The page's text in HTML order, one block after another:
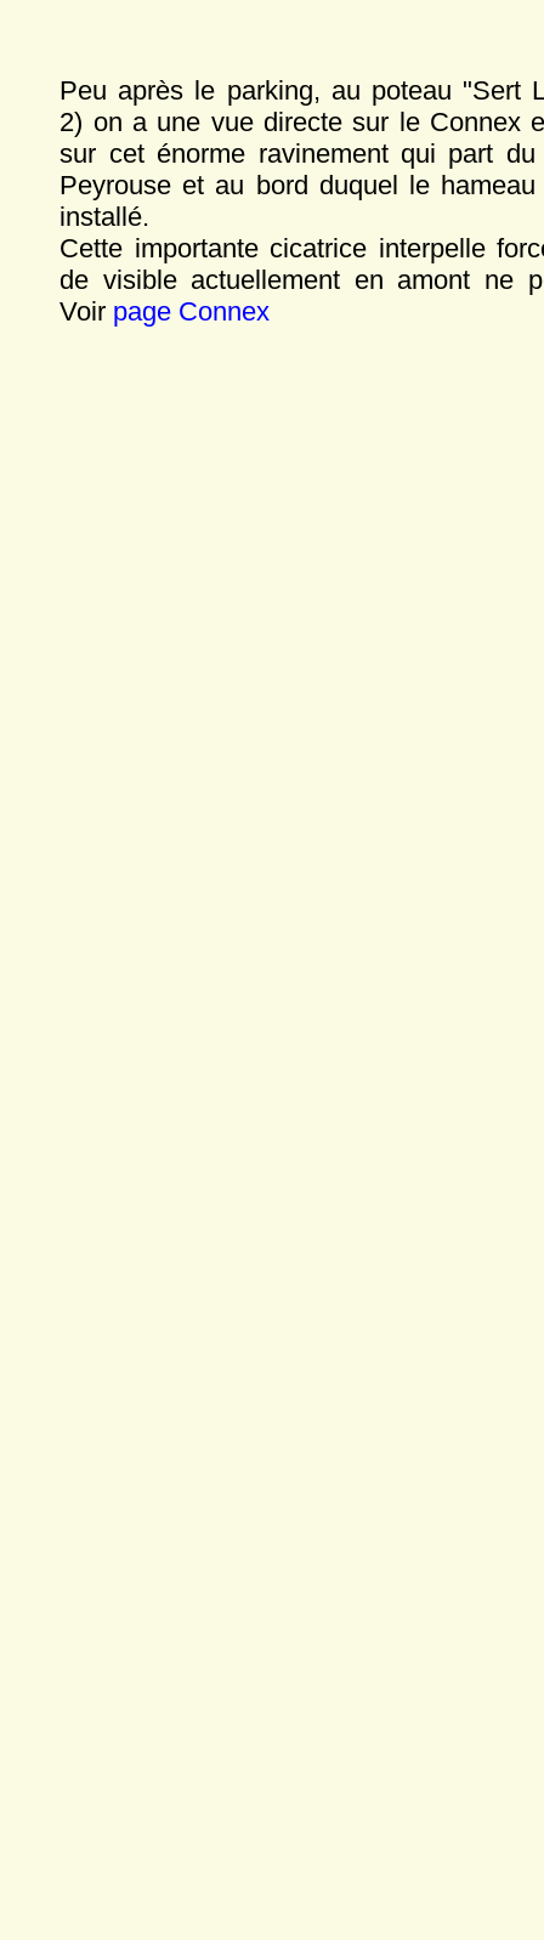
Peu après le parking, au poteau "Sert
2) on a une vue directe sur le Connex
sur cet énorme ravinement qui part
Peyrouse et au bord duquel le
installé.
Cette importante cicatrice interpelle
de visible actuellement en amont ne
Voir page Connex